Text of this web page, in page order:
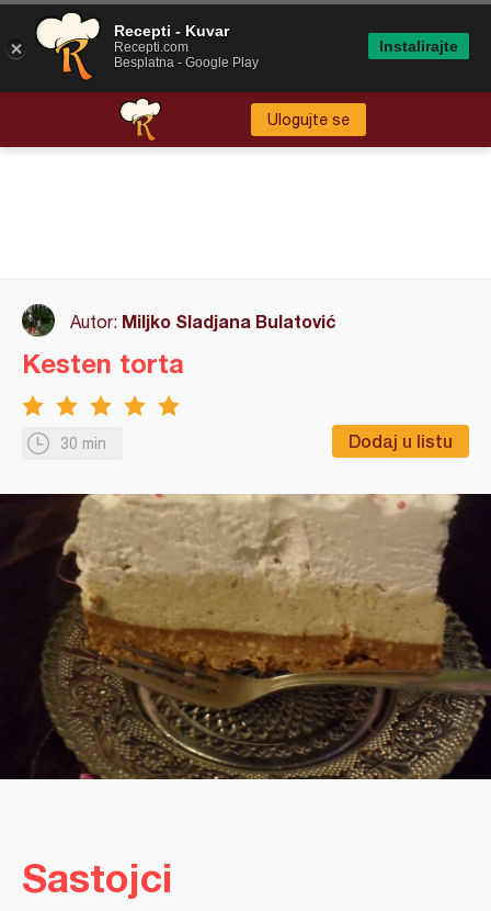
Ulogujte se
Autor: Miljko Sladjana Bulatović
30 min Dodaj u listu
Kesten torta
Sastojci
Recepti - Kuvar
Recepti.com
Besplatna - Google Play
Instalirajte